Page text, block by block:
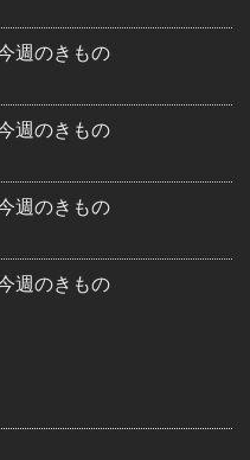
週のきもの
週のきもの
週のきもの
週のきもの